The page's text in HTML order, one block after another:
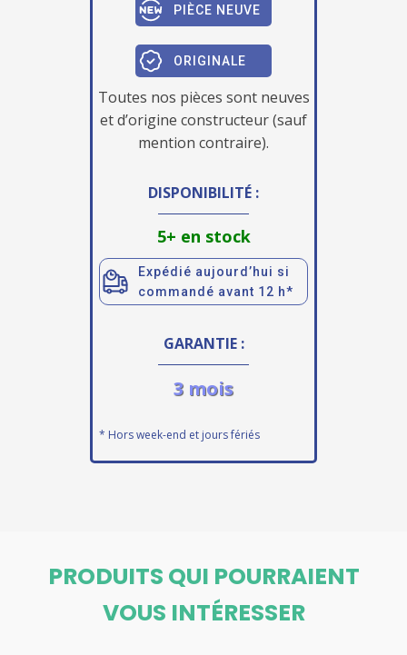
PIÈCE NEUVE
ORIGINALE
Toutes nos pièces sont neuves
et d’origine constructeur (sauf
mention contraire).
DISPONIBILITÉ :
5+ en stock
Expédié aujourd’hui si
commandé avant 12 h*
GARANTIE :
3 mois
* Hors week-end et jours fériés
PRODUITS QUI POURRAIENT
VOUS INTÉRESSER